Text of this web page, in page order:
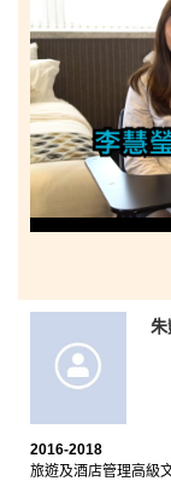
2016-2018
旅遊及酒店管理高級